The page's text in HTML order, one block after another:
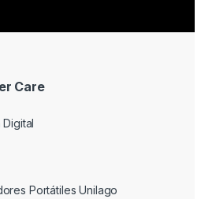
Care
Digital
Portátiles Unilago